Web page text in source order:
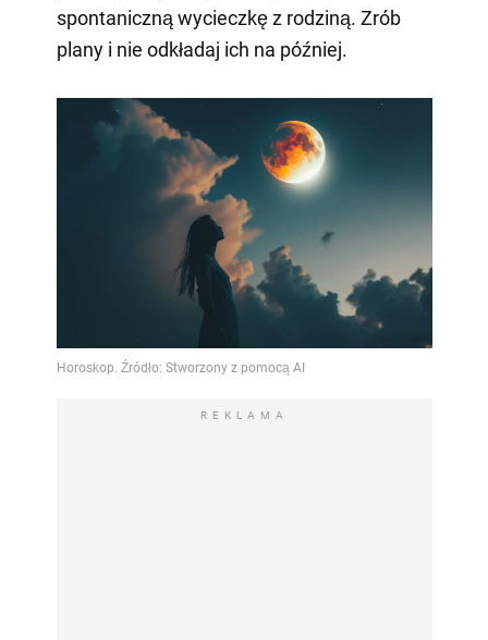
spontaniczną wycieczkę z rodziną. Zrób
plany i nie odkładaj ich na później.
REKLAMA